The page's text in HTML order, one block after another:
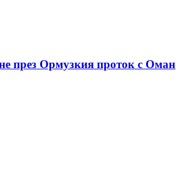
през Ормузкия проток с Оман